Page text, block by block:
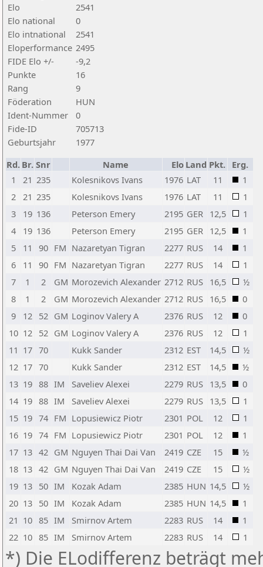
Elo
2541
Elo national
0
Elo intnational
2541
Eloperformance 2495
FIDE Elo +/-
-9,2
Punkte
16
Rang
9
Föderation
HUN
Ident-Nummer
0
Fide-ID
705713
Geburtsjahr
1977
Rd. Br. Snr Name Elo Land Pkt. Erg.
1
21 235 Kolesnikovs Ivans 1976 LAT 11
1
2
21 235 Kolesnikovs Ivans 1976 LAT 11
1
3
19 136 Peterson Emery 2195 GER 12,5
1
4
19 136 Peterson Emery 2195 GER 12,5
1
5
11 90 FM Nazaretyan Tigran 2277 RUS 14
1
6
11 90 FM Nazaretyan Tigran 2277 RUS 14
1
7
1 2 GM Morozevich Alexander 2712 RUS 16,5
½
8
1 2 GM Morozevich Alexander 2712 RUS 16,5
0
9
12 52 GM Loginov Valery A 2376 RUS 12
0
10 12 52 GM Loginov Valery A 2376 RUS 12
1
11 17 70 Kukk Sander 2312 EST 14,5
½
12 17 70 Kukk Sander 2312 EST 14,5
½
13 19 88 IM Saveliev Alexei 2279 RUS 13,5
0
14 19 88 IM Saveliev Alexei 2279 RUS 13,5
1
15 19 74 FM Lopusiewicz Piotr 2301 POL 12
1
16 19 74 FM Lopusiewicz Piotr 2301 POL 12
1
17 13 42 GM Nguyen Thai Dai Van 2419 CZE 15
½
18 13 42 GM Nguyen Thai Dai Van 2419 CZE 15
½
19 13 50 IM Kozak Adam 2385 HUN 14,5
½
20 13 50 IM Kozak Adam 2385 HUN 14,5
1
21 10 85 IM Smirnov Artem 2283 RUS 14
1
22 10 85 IM Smirnov Artem 2283 RUS 14 1
*) Die ELodifferenz beträgt